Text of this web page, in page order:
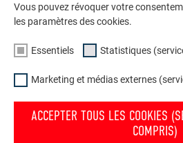
Vous pouvez révoquer votre
les paramètres des cookies.
Essentiels Statistiques
Marketing et médias externes
ACCEPTER TOUS LES COOKIES
COMPRIS)